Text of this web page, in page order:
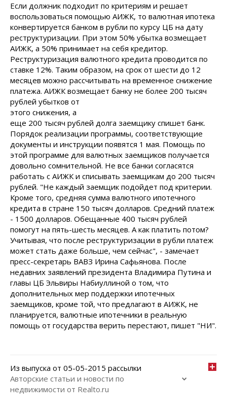
Если должник подходит по критериям и решает
воспользоваться помощью АИЖК, то валютная ипотека
конвертируется банком в рубли по курсу ЦБ на дату
реструктуризации. При этом 50% убытка возмещает
АИЖК, а 50% принимает на себя кредитор.
Реструктуризация валютного кредита проводится по
ставке 12%. Таким образом, на срок от шести до 12
месяцев можно рассчитывать на временное снижение
платежа. АИЖК возмещает банку не более 200 тысяч
рублей убытков от
этого снижения, а
еще 200 тысяч рублей долга заемщику спишет банк.
Порядок реализации программы, соответствующие
документы и инструкции появятся 1 мая. Помощь по
этой программе для валютных заемщиков получается
довольно сомнительной. Не все банки согласятся
работать с АИЖК и списывать заемщикам до 200 тысяч
рублей. "Не каждый заемщик подойдет под критерии.
Кроме того, средняя сумма валютного ипотечного
кредита в стране 150 тысяч долларов. Средний платеж
- 1500 долларов. Обещанные 400 тысяч рублей
помогут на пять-шесть месяцев. А как платить потом?
Учитывая, что после реструктуризации в рубли платеж
может стать даже больше, чем сейчас", - замечает
пресс-секретарь ВАВЗ Ирина Сафьянова. После
недавних заявлений президента Владимира Путина и
главы ЦБ Эльвиры Набиуллиной о том, что
дополнительных мер поддержки ипотечных
заемщиков, кроме той, что предлагают в АИЖК, не
планируется, валютные ипотечники в реальную
помощь от государства верить перестают, пишет "НИ".
Из выпуска от 05-05-2015 рассылки
Авторские статьи и новости по
недвижимости от Realto.ru